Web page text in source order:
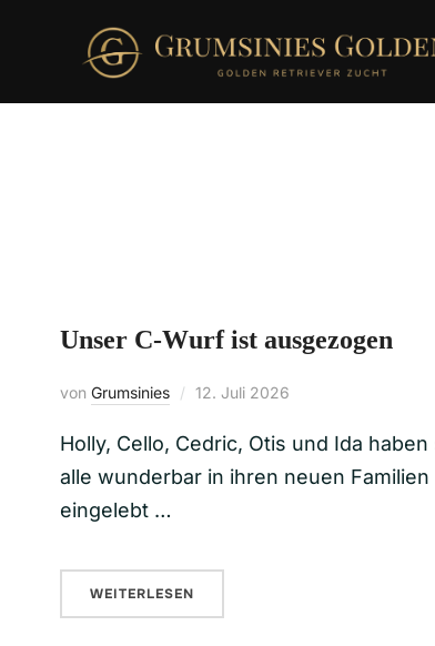
Unser C-Wurf ist ausgezogen
von Grumsinies 12. Juli 2026
Holly, Cello, Cedric, Otis und Ida haben
alle wunderbar in ihren neuen Familien
eingelebt …
WEITERLESEN